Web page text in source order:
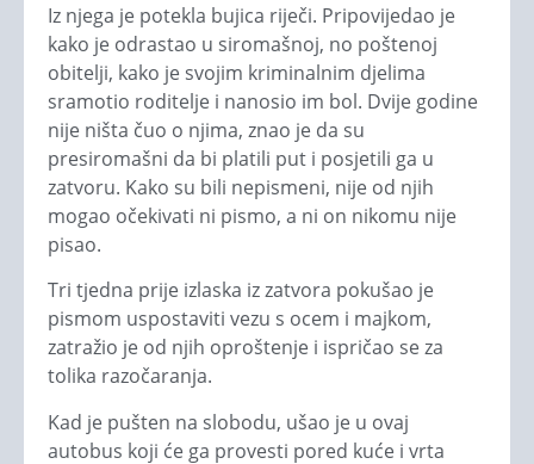
Iz njega je potekla bujica riječi. Pripovijedao je
kako je odrastao u siromašnoj, no poštenoj
obitelji, kako je svojim kriminalnim djelima
sramotio roditelje i nanosio im bol. Dvije godine
nije ništa čuo o njima, znao je da su
presiromašni da bi platili put i posjetili ga u
zatvoru. Kako su bili nepismeni, nije od njih
mogao očekivati ni pismo, a ni on nikomu nije
pisao.
Tri tjedna prije izlaska iz zatvora pokušao je
pismom uspostaviti vezu s ocem i majkom,
zatražio je od njih oproštenje i ispričao se za
tolika razočaranja.
Kad je pušten na slobodu, ušao je u ovaj
autobus koji će ga provesti pored kuće i vrta